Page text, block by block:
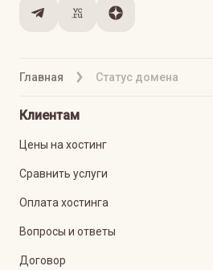
Главная Статус домена
Клиентам
Цены на хостинг
Сравнить услуги
Оплата хостинга
Вопросы и ответы
Договор